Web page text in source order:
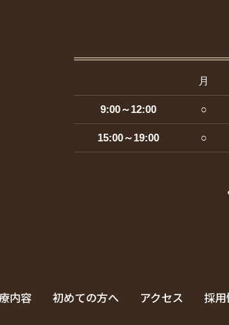
月
9:00～12:00 ○
15:00～19:00 ○
内容 初めての方へ アクセス 採